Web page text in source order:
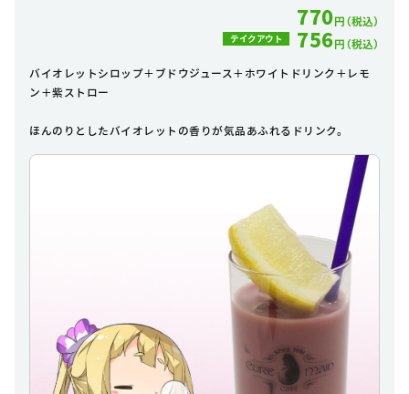
770円（税込）
テイクアウト 756円（税込）
バイオレットシロップ＋ブドウジュース＋ホワイトドリンク＋レモ
ン＋紫ストロー
ほんのりとしたバイオレットの香りが気品あふれるドリンク。